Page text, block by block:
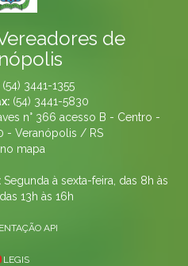
de
(54) 3441-1355
(54) 3441-5830
n° 366 acesso B - Centro -
- Veranópolis / RS
mapa
Segunda à sexta-feira, das 8h às
13h às 16h
API
LEGIS